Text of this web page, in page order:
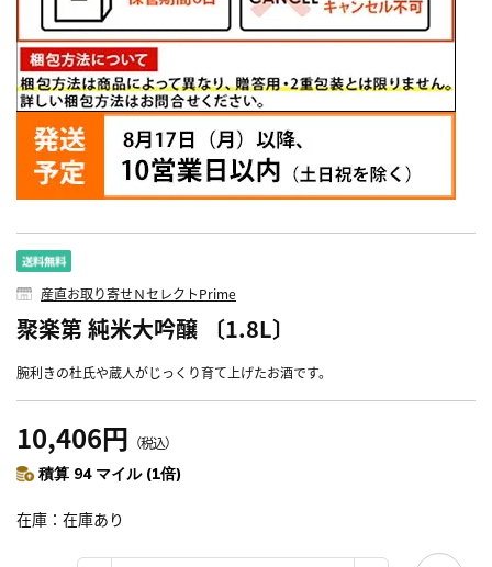
産直お取り寄せＮセレクトPrime
聚楽第 純米大吟醸 〔1.8L〕
腕利きの杜氏や蔵人がじっくり育て上げたお酒です。
10,406円 （税込）
積算 94 マイル (1倍)
在庫 在庫あり